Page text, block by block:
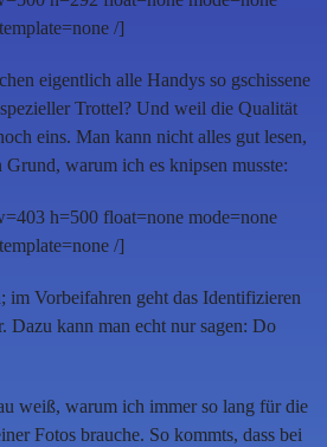
template=none /]
eigentlich alle Handys so gschissene
Trottel? Und weil die Qualität
eins. Man kann nicht alles gut lesen,
Grund, warum ich es knipsen musste:
h=500 float=none mode=none
template=none /]
Vorbeifahren geht das Identifizieren
Dazu kann man echt nur sagen: Do
weiß, warum ich immer so lang für die
Fotos brauche. So kommts, dass bei